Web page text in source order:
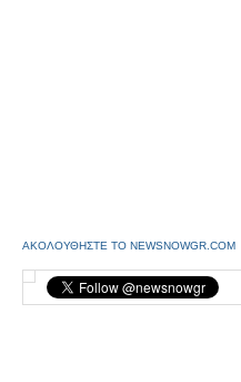
ΑΚΟΛΟΥΘΗΣΤΕ ΤΟ NEWSNOWGR.COM